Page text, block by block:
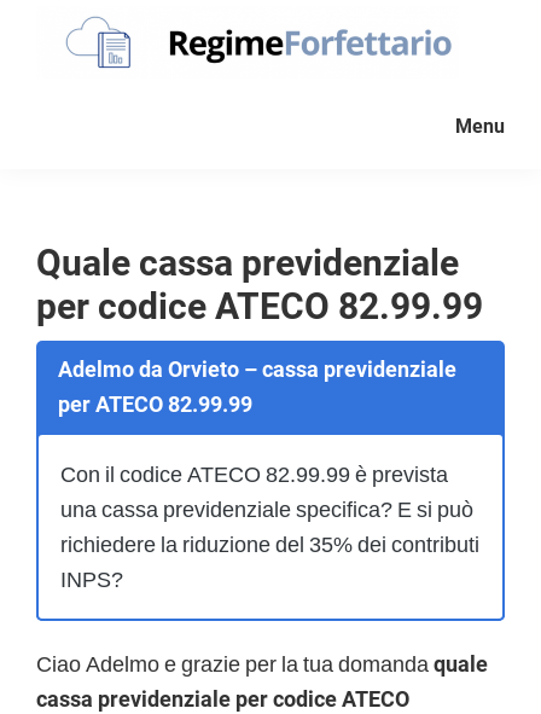
partita
Iva
forfettaria
Menu
Quale cassa previdenziale
per codice ATECO 82.99.99
Adelmo da Orvieto – cassa previdenziale
per ATECO 82.99.99
Con il codice ATECO 82.99.99 è prevista
una cassa previdenziale specifica? E si può
richiedere la riduzione del 35% dei contributi
INPS?
Ciao Adelmo e grazie per la tua domandaquale
cassa previdenziale per codice ATECO